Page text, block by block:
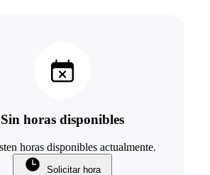
Sin horas disponibles
horas disponibles actualmente.
Solicitar hora